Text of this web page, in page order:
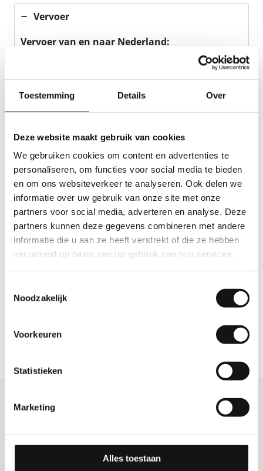
Toestemming Details Over
Deze website maakt gebruik van cookies
We gebruiken cookies om content en advertenties te
personaliseren, om functies voor social media te bieden
en om ons websiteverkeer te analyseren. Ook delen we
informatie over uw gebruik van onze site met onze
partners voor social media, adverteren en analyse. Deze
partners kunnen deze gegevens combineren met andere
informatie die u aan ze heeft verstrekt of die ze hebben
verzameld op basis van uw gebruik van hun services.
Noodzakelijk
Voorkeuren
Statistieken
Marketing
Alles toestaan
Vervoer
Vervoer van en naar Nederland:
Informatie volgt later.
Woning
Uitbetaling
Contract
Wat als je ziek wordt
Openingstijden bezoek op kantoor
Neem contact op met ons kantoor.
Van Zanten Uitzendburo